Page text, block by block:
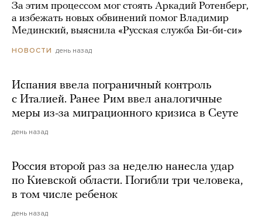
За этим процессом мог стоять Аркадий Ротенберг,
а избежать новых обвинений помог Владимир
Мединский, выяснила «Русская служба Би-би-си»
НОВОСТИ день назад
Испания ввела пограничный контроль
с Италией. Ранее Рим ввел аналогичные
меры из-за миграционного кризиса в Сеуте
день назад
Россия второй раз за неделю нанесла удар
по Киевской области. Погибли три человека,
в том числе ребенок
день назад